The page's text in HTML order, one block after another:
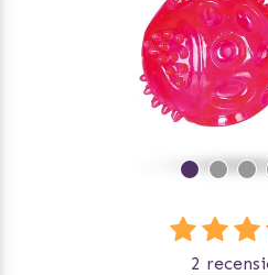
2